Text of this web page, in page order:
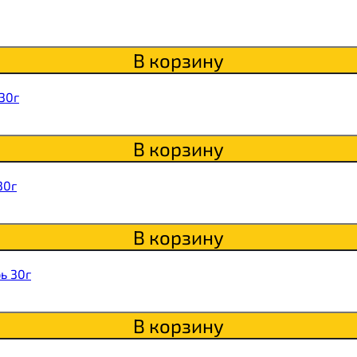
Chikapie
В корзину
В корзину
В корзину
30г
В корзину